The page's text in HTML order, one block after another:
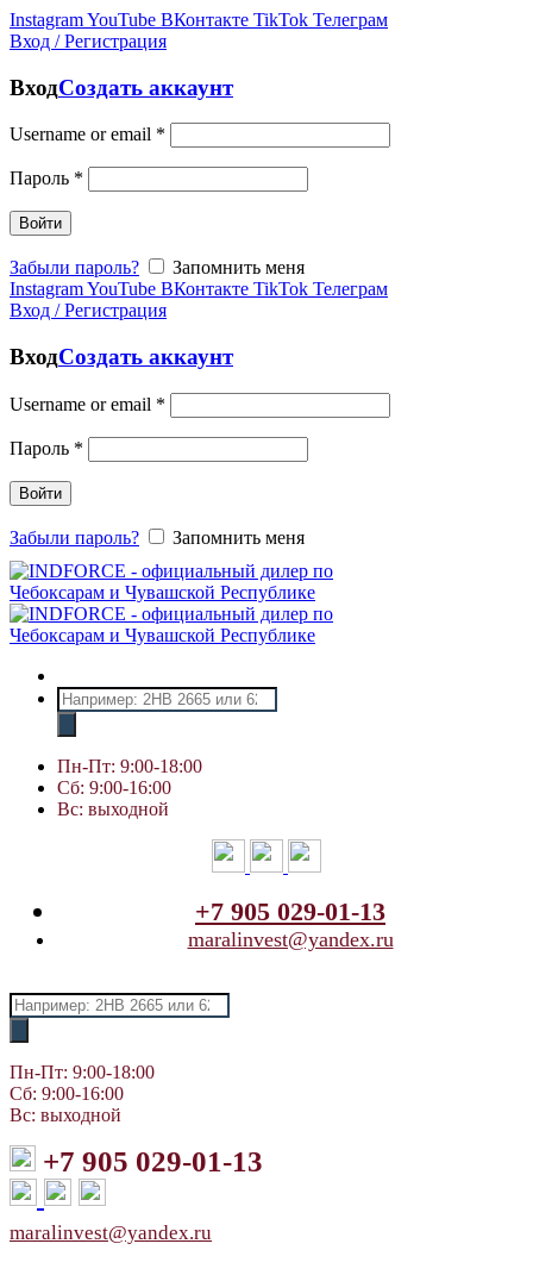
InstagramYouTube ВКонтакте TikTok Телеграм
Вход / Регистрация
ВходСоздать аккаунт
Username or email *
Пароль *
Войти
Забыли пароль?
Запомнить меня
InstagramYouTube ВКонтакте TikTok Телеграм
Вход / Регистрация
ВходСоздать аккаунт
Username or email *
Пароль *
Войти
Забыли пароль? Запомнить меня
Поиск
товаров
Пн-Пт: 9:00-18:00
Сб: 9:00-16:00
Вс: выходной
+7 905 029-01-13
maralinvest@yandex.ru
Поиск
товаров
Пн-Пт: 9:00-18:00
Сб: 9:00-16:00
Вс: выходной
+7 905 029-01-13
maralinvest@yandex.ru